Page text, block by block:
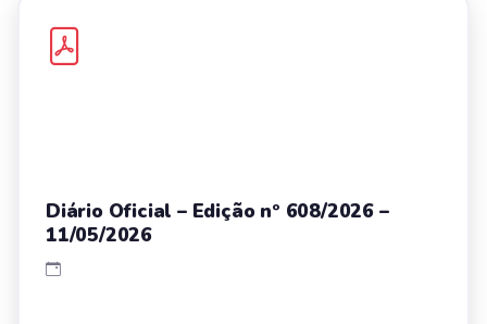
Diário Oficial – Edição nº 608/2026 –
11/05/2026